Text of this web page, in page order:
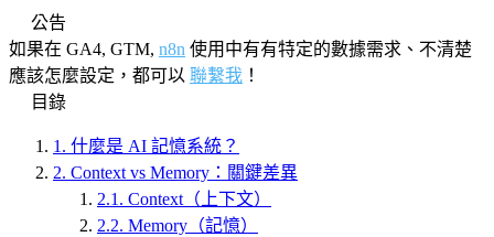
公告
如果在 GA4, GTM, n8n 使用中有有特定的數據需求、不清楚
應該怎麼設定，都可以 聯繫我 ！
目錄
1. 什麼是 AI 記憶系統？
2. Context vs Memory：關鍵差異
2.1. Context（上下文）
2.2. Memory（記憶）